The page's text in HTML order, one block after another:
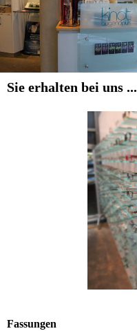
Sie erhalten bei uns ...
Fassungen